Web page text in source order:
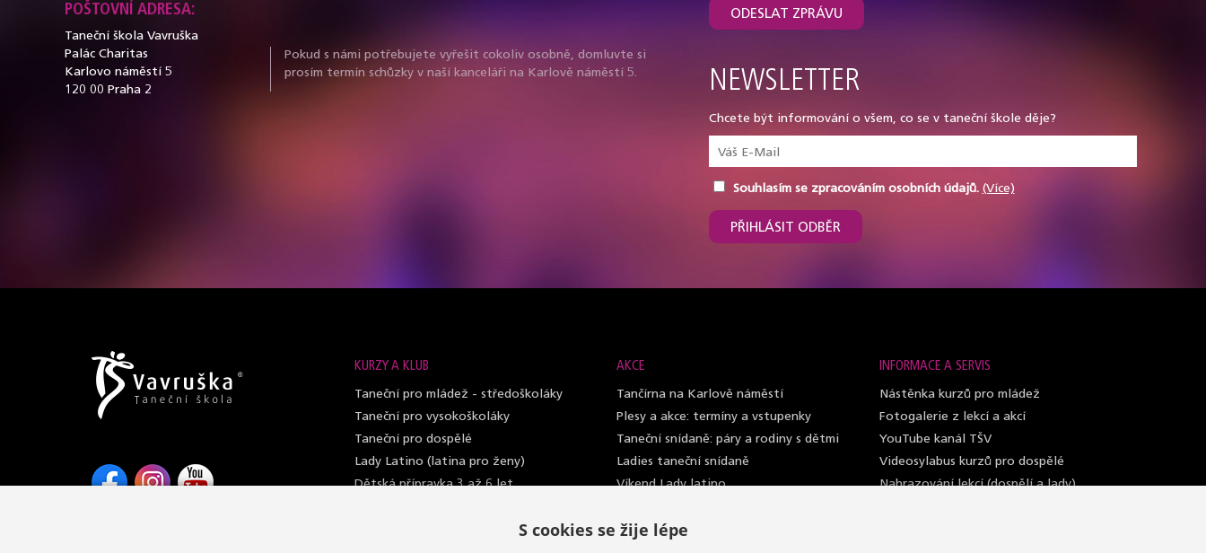
POŠTOVNÍ ADRESA:
Taneční škola Vavruška
Palác Charitas
Karlovo náměstí 5
120 00 Praha 2
Pokud s námi potřebujete vyřešit cokoliv osobně, domluvte si
prosím termín schůzky v naší kanceláři na Karlově náměstí 5.
ODESLAT ZPRÁVU
NEWSLETTER
Chcete být informování o všem, co se v taneční škole děje?
Souhlasím se zpracováním osobních údajů. (Více)
PŘIHLÁSIT ODBĚR
KURZY A KLUB
Taneční pro mládež - středoškoláky
Taneční pro vysokoškoláky
Taneční pro dospělé
Lady Latino (latina pro ženy)
Dětská přípravka 3 až 6 let
AKCE
Tančírna na Karlově náměstí
Plesy a akce: termíny a vstupenky
Taneční snídaně: páry a rodiny s dětmi
Ladies taneční snídaně
Víkend Lady latino
Letní ladies open class
INFORMACE A SERVIS
Nástěnka kurzů pro mládež
Fotogalerie z lekcí a akcí
YouTube kanál TŠV
Videosylabus kurzů pro dospělé
Nahrazování lekcí (dospělí a lady)
S cookies se žije lépe